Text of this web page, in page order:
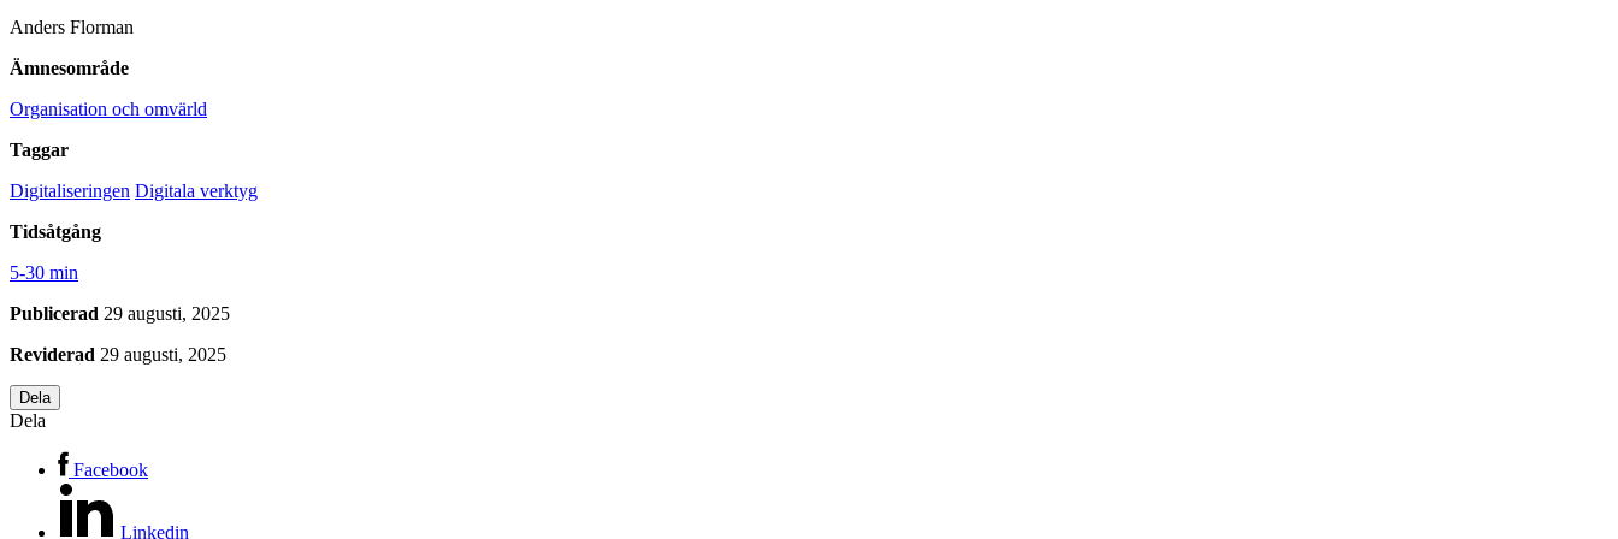
Anders Florman
Ämnesområde
Organisation och omvärld
Taggar
Digitaliseringen Digitala verktyg
Tidsåtgång
5-30 min
Publicerad 29 augusti, 2025
Reviderad 29 augusti, 2025
Dela
Dela
Facebook
Linkedin